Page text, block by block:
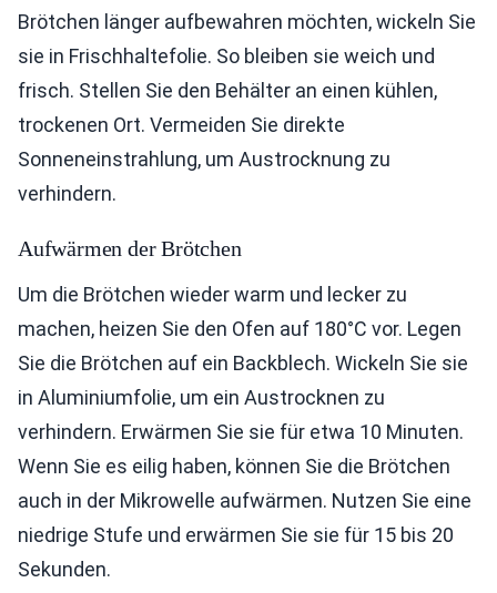
Brötchen länger aufbewahren möchten, wickeln Sie
sie in Frischhaltefolie. So bleiben sie weich und
frisch. Stellen Sie den Behälter an einen kühlen,
trockenen Ort. Vermeiden Sie direkte
Sonneneinstrahlung, um Austrocknung zu
verhindern.
Aufwärmen der Brötchen
Um die Brötchen wieder warm und lecker zu
machen, heizen Sie den Ofen auf 180°C vor. Legen
Sie die Brötchen auf ein Backblech. Wickeln Sie sie
in Aluminiumfolie, um ein Austrocknen zu
verhindern. Erwärmen Sie sie für etwa 10 Minuten.
Wenn Sie es eilig haben, können Sie die Brötchen
auch in der Mikrowelle aufwärmen. Nutzen Sie eine
niedrige Stufe und erwärmen Sie sie für 15 bis 20
Sekunden.